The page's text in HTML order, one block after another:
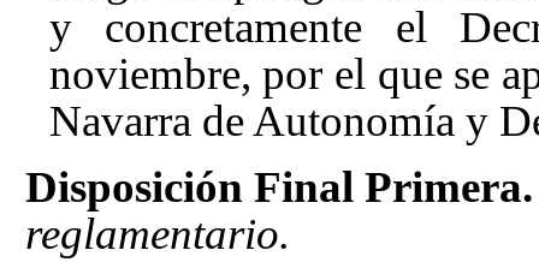
y concretamente el
noviembre, por el que se
Navarra de Autonomía y
Disposición Final Primera.
reglamentario.